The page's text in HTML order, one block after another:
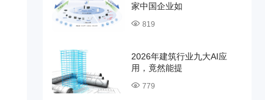
家中国企业如
819
2026年建筑行业九大AI应
用，竟然能提
779